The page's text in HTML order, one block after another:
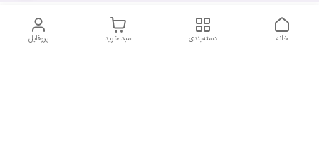
پروفایل سبد خرید دسته‌بندی خانه